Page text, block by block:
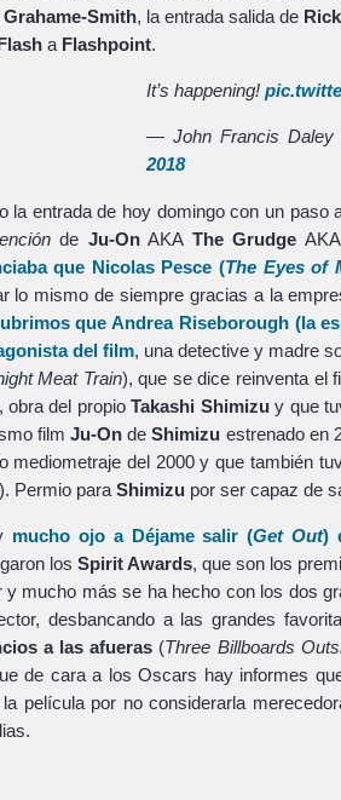
Smith, la entrada salida de
a Flashpoint.
It’s happening!
— John Francis Daley
2018
la entrada de hoy domingo con un paso
de Ju-OnAKA The Grudge AKA
que Nicolas Pesce (The Eyes of
lo mismo de siempre gracias a la
queAndrea Riseborough(la
del film, una detective y madre
Meat Train), que se dice reinventa el
obra del propioTakashi Shimizuy que
filmJu-On deShimizu estrenado en
mediometraje del 2000 y que también
Permio para Shimizupor ser capaz de
mucho ojo a Déjame salir (Get Out)
los Spirit Awards, que son los
y mucho más se ha hecho con los dos
desbancando a las grandes
a las afueras (Three Billboards
de cara a los Oscars hay informes
película por no considerarla